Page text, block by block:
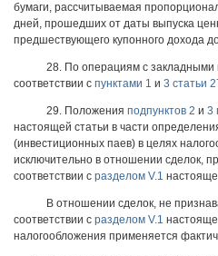
бумаги, рассчитываемая
дней, прошедших от даты выпуска
предшествующего купонного дохода
28. По операциям с закладными
соответствии с пунктами 1 и 3 статьи
29. Положения подпунктов 2 и 3
настоящей статьи в части
(инвестиционных паев) в целях
исключительно в отношении сделок,
соответствии с разделом V.1
В отношении сделок, не
соответствии с разделом V.1
налогообложения применяется